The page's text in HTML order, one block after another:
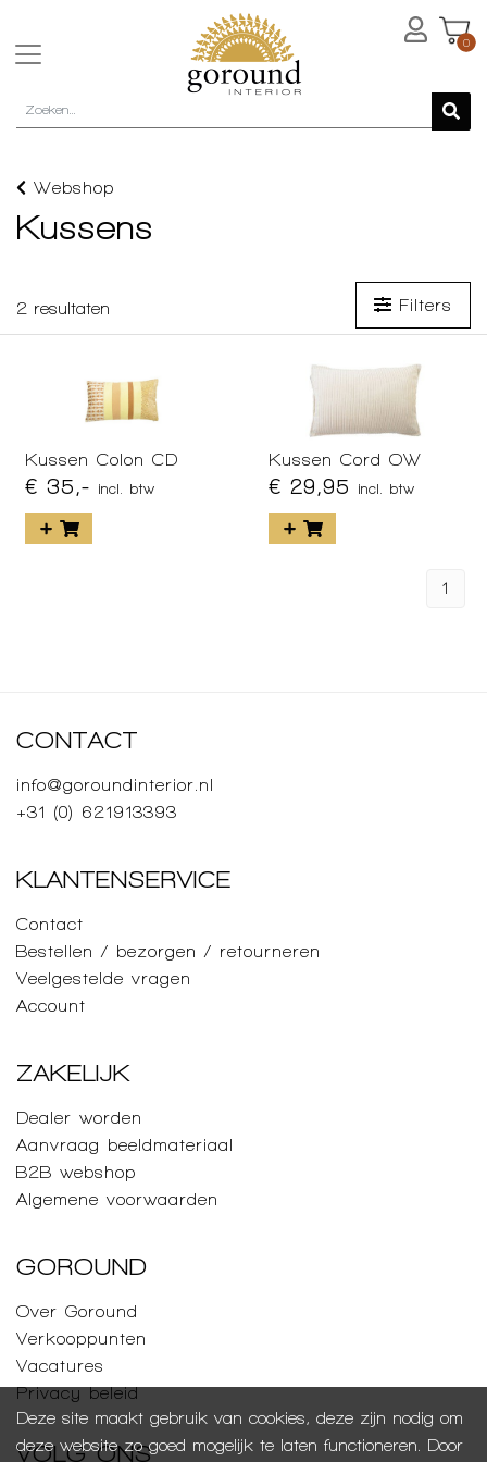
0
Webshop
Kussens
2 resultaten Filters
Kussen Colon CD
€ 35,- incl. btw
Kussen Cord OW
€ 29,95 incl. btw
1
Deze site maakt gebruik van cookies, deze zijn nodig om
deze website zo goed mogelijk te laten functioneren. Door
CONTACT
info@goroundinterior.nl
+31 (0) 621913393
KLANTENSERVICE
Contact
Bestellen / bezorgen / retourneren
Veelgestelde vragen
Account
ZAKELIJK
Dealer worden
Aanvraag beeldmateriaal
B2B webshop
Algemene voorwaarden
GOROUND
Over Goround
Verkooppunten
Vacatures
Privacy beleid
VOLG ONS